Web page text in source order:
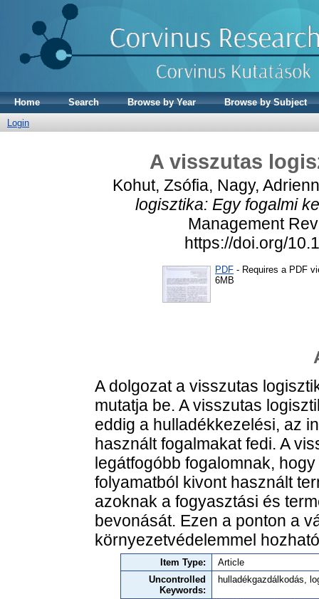
Home Search Browse by Year
Browse by Subject
Login
A visszutas
Kohut, Zsófia, Nagy, Adrienn
logisztika: Egy fogalmi
Management
https://doi.org/
PDF - Requires a PDF
6MB
A dolgozat a visszutas
mutatja be. A visszutas
eddig a hulladékkezelési, az
használt fogalmakat fedi. A
legátfogóbb fogalomnak,
folyamatból kivont használt
azoknak a fogyasztási és
bevonását. Ezen a ponton a
környezetvédelemmel
Item Type:
Article
Uncontrolled
Keywords:
hulladékgazdálkodás,